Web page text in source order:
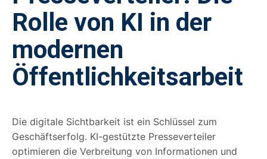
Rolle von KI in der
modernen
Öffentlichkeitsarbeit
Die digitale Sichtbarkeit ist ein Schlüssel zum
Geschäftserfolg. KI-gestützte Presseverteiler
optimieren die Verbreitung von Informationen und